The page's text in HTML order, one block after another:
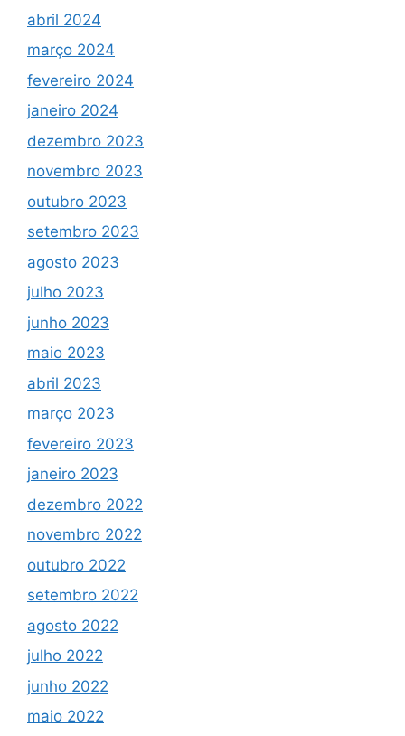
abril 2024
março 2024
fevereiro 2024
janeiro 2024
dezembro 2023
novembro 2023
outubro 2023
setembro 2023
agosto 2023
julho 2023
junho 2023
maio 2023
abril 2023
março 2023
fevereiro 2023
janeiro 2023
dezembro 2022
novembro 2022
outubro 2022
setembro 2022
agosto 2022
julho 2022
junho 2022
maio 2022